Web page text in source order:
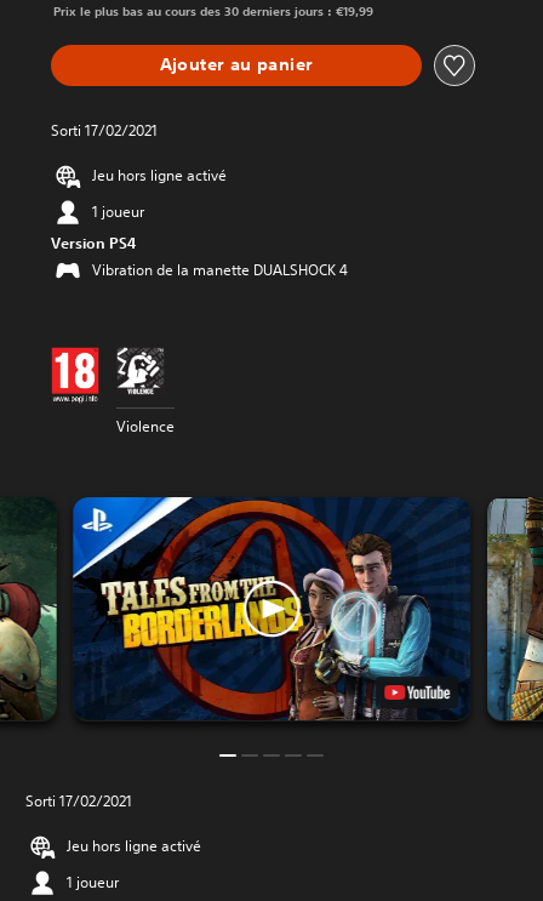
Prix le plus bas au cours des 30 derniers jours : €19,99
Ajouter au panier
Sorti 17/02/2021
Jeu hors ligne activé
1 joueur
Version PS4
Vibration de la manette DUALSHOCK 4
Violence
Sorti 17/02/2021
Jeu hors ligne activé
1 joueur